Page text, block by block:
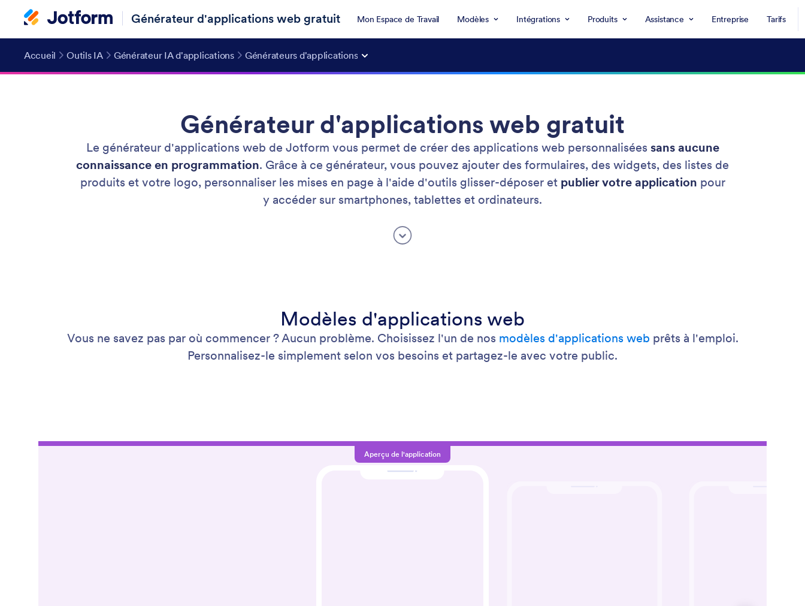
Générateur d'applications web gratuit Mon Espace de Travail Modèles Intégrations Produits Assistance Entreprise Tarifs
Accueil Outils IA Générateur IA d'applications Générateurs d'applications
Générateur d'applications web gratuit
Le générateur d'applications web de Jotform vous permet de créer des applications web personnaliséessans aucune
connaissance en programmation. Grâce à ce générateur, vous pouvez ajouter des formulaires, des widgets, des listes de
produits et votre logo, personnaliser les mises en page à l'aide d'outils glisser-déposer et publier votre application pour
y accéder sur smartphones, tablettes et ordinateurs.
Modèles d'applications web
Vous ne savez pas par où commencer ? Aucun problème. Choisissez l'un de nos modèles d'applications web prêts à l'emploi.
Personnalisez-le simplement selon vos besoins et partagez-le avec votre public.